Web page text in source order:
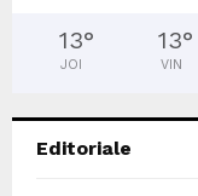
13°
JOI
13°
VIN
Editoriale